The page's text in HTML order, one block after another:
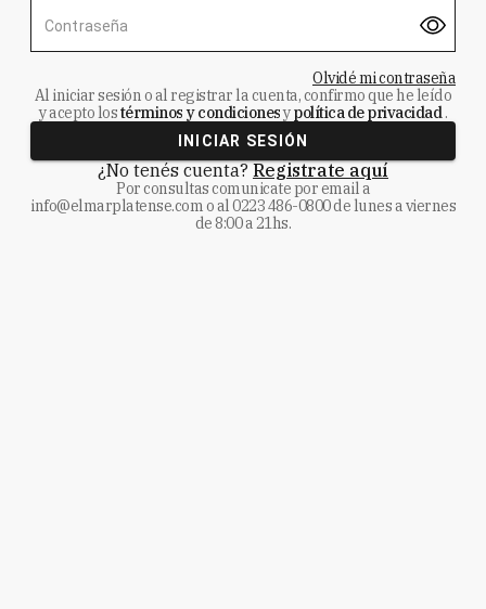
Contraseña
Olvidé mi contraseña
Al iniciar sesión o al registrar la cuenta, confirmo que he leído
y acepto lostérminos y condicionesypolítica de privacidad.
INICIAR SESIÓN
¿No tenés cuenta? Registrate aquí
Por consultas comunicate por email a
info@elmarplatense.como al0223 486-0800de lunes a viernes
de 8:00 a 21hs.